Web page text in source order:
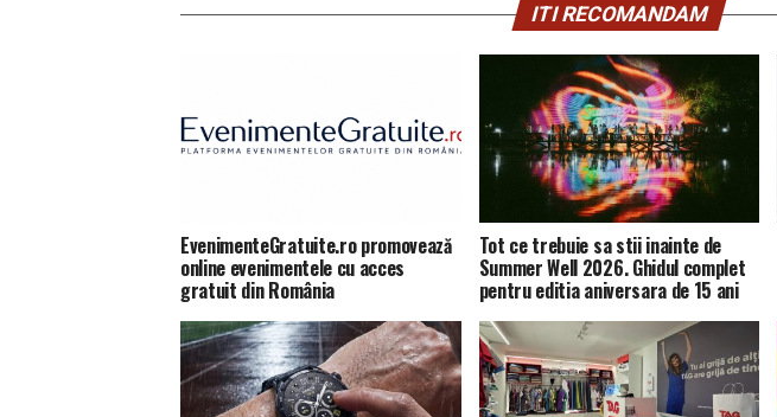
ITI RECOMANDAM
EvenimenteGratuite.ro promovează
online evenimentele cu acces
gratuit din România
Tot ce trebuie sa stii inainte de
Summer Well 2026. Ghidul complet
pentru editia aniversara de 15 ani